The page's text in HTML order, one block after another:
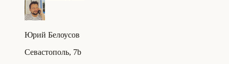
Юрий Белоусов
Севастополь, 7b